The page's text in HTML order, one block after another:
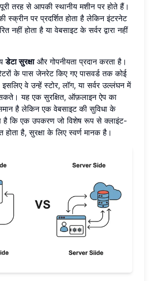
तरह से आपकी स्थानीय मशीन पर होते हैं।
स्क्रीन पर प्रदर्शित होता है लेकिन इंटरनेट
नहीं होता है या वेबसाइट के सर्वर द्वारा नहीं
डेटा सुरक्षाऔर गोपनीयता प्रदान करता है।
के पास जेनरेट किए गए पासवर्ड तक कोई
इसलिए वे उन्हें स्टोर, लॉग, या सर्वर उल्लंघन में
यह एक सुरक्षित, ऑफ़लाइन ऐप का
है लेकिन एक वेबसाइट की सुविधा के
है कि एक उपकरण जो विशेष रूप से क्लाइंट-
होता है, सुरक्षा के लिए स्वर्ण मानक है।